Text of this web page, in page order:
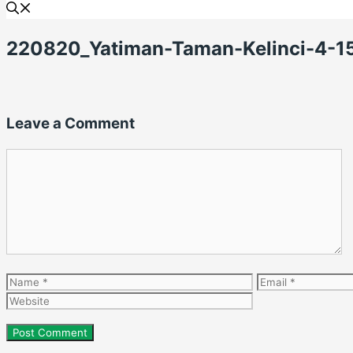
220820_Yatiman-Taman-Kelinci-4-
Leave a Comment
Name Email